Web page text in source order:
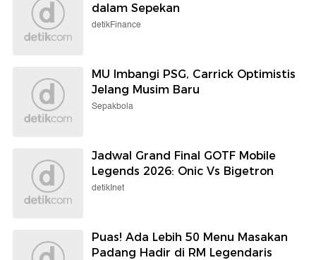
dalam Sepekan
detikFinance
MU Imbangi PSG, Carrick Optimistis
Jelang Musim Baru
Sepakbola
Jadwal Grand Final GOTF Mobile
Legends 2026: Onic Vs Bigetron
detikInet
Puas! Ada Lebih 50 Menu Masakan
Padang Hadir di RM Legendaris